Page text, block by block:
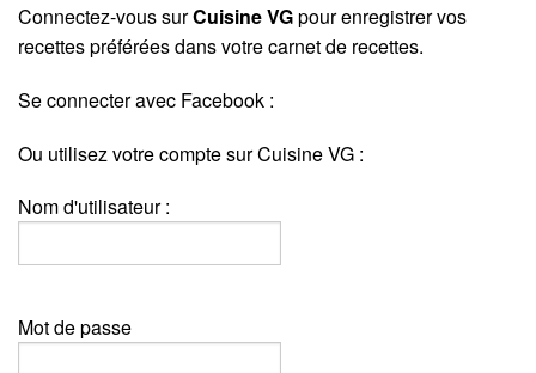
Connectez-vous surCuisine VGpour enregistrer vos
recettes préférées dans votre carnet de recettes.
Se connecter avec Facebook :
Ou utilisez votre compte sur Cuisine VG :
Nom d'utilisateur :
Mot de passe